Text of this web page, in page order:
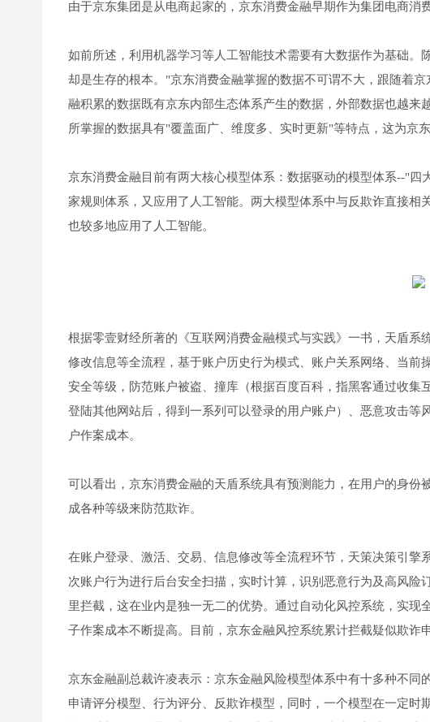
由于京东集团是从电商起家的，京东消费金融早期作为集团电商消
如前所述，利用机器学习等人工智能技术需要有大数据作为基础。
却是生存的根本。"京东消费金融掌握的数据不可谓不大，跟随着
融积累的数据既有京东内部生态体系产生的数据，外部数据也越来
所掌握的数据具有"覆盖面广、维度多、实时更新"等特点，这为京
京东消费金融目前有两大核心模型体系：数据驱动的模型体系--"
家规则体系，又应用了人工智能。两大模型体系中与反欺诈直接相
也较多地应用了人工智能。
根据零壹财经所著的《互联网消费金融模式与实践》一书，天盾系
修改信息等全流程，基于账户历史行为模式、账户关系网络、当
安全等级，防范账户被盗、撞库（根据百度百科，指黑客通过收
登陆其他网站后，得到一系列可以登录的用户账户）、恶意攻击
户作案成本。
可以看出，京东消费金融的天盾系统具有预测能力，在用户的身
成各种等级来防范欺诈。
在账户登录、激活、交易、信息修改等全流程环节，天策决策引擎
次账户行为进行后台安全扫描，实时计算，识别恶意行为及高风
里拦截，这在业内是独一无二的优势。通过自动化风控系统，实
子作案成本不断提高。目前，京东金融风控系统累计拦截疑似欺诈
京东金融副总裁许凌表示：京东金融风险模型体系中有十多种不同
申请评分模型、行为评分、反欺诈模型，同时，一个模型在一定